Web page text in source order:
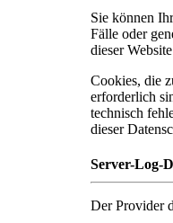
Sie können
Fälle oder
dieser
Cookies, die
erforderlich
technisch
dieser
Server-Log-
Der Provider